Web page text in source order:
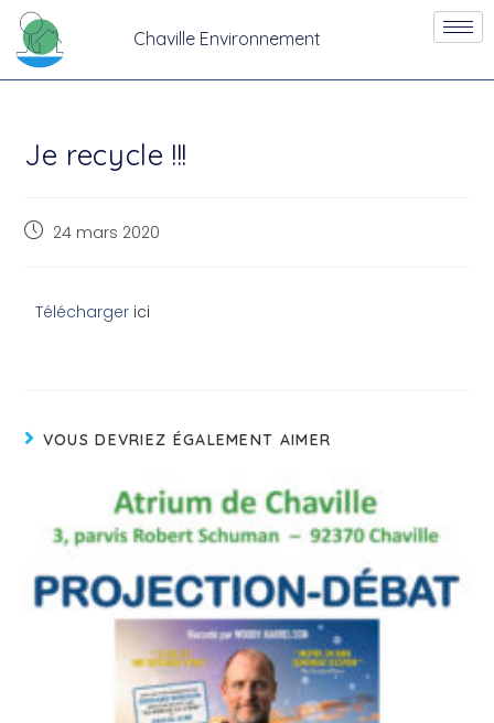
Chaville Environnement
Je recycle !!!
24 mars 2020
Télécharger ici
VOUS DEVRIEZ ÉGALEMENT AIMER